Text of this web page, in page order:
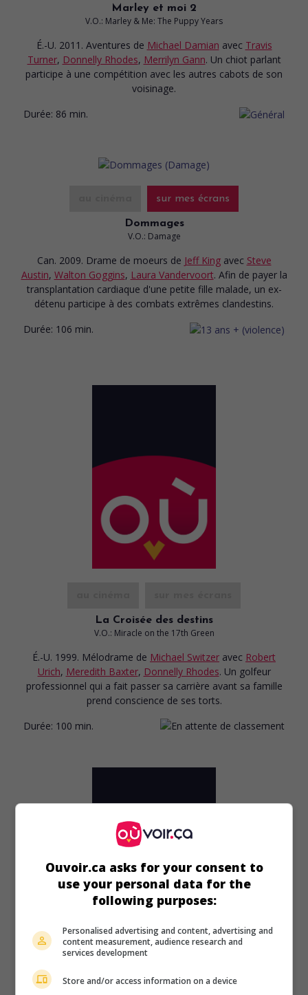
Marley et moi 2
V.O.: Marley & Me: The Puppy Years
É.-U. 2011. Aventures de Michael Damian avec Travis
Turner, Donnelly Rhodes, Merrilyn Gann. Un chiot parlant
participe à une compétition avec les autres cabots de son
voisinage.
Durée: 86 min.
sur mes écrans
Dommages
V.O.: Damage
Can. 2009. Drame de moeurs de Jeff King avec Steve
Austin, Walton Goggins, Laura Vandervoort. Afin de payer la
transplantation cardiaque d'une petite fille malade, un ex-
détenu participe à des combats extrêmes clandestins.
Durée: 106 min.
La Croisée des destins
V.O.: Miracle on the 17th Green
É.-U. 1999. Mélodrame de Michael Switzer avec Robert
Urich, Meredith Baxter, Donnelly Rhodes. Un golfeur
professionnel qui a fait passer sa carrière avant sa famille
prend conscience de ses torts.
Durée: 100 min.
au cinéma sur mes écrans
Ouvoir.ca asks for your consent to
use your personal data for the
following purposes:
Personalised advertising and content, advertising and
content measurement, audience research and
services development
Store and/or access information on a device